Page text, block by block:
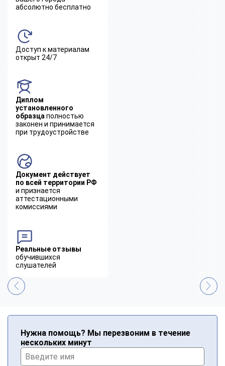
абсолютно бесплатно
Доступ к материалам
открыт 24/7
Диплом
установленного
образца полностью
законен и принимается
при трудоустройстве
Документ действует
по всей территории РФ
и признается
аттестационными
комиссиями
Реальные отзывы
обучившихся
слушателей
Нужна помощь? Мы перезвоним в течение
нескольких минут